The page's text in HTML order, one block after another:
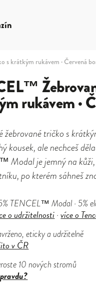
krátkým rukávem · Červená
rukávem ·
žebrované tričko s
kousek, ale nechceš
Modal je jemný na kůži,
po kterém sáhneš
TENCEL™ Modal · 5%
o udržitelnosti ·více o
eticky a udržitelně
v ČR
10 nových stromů